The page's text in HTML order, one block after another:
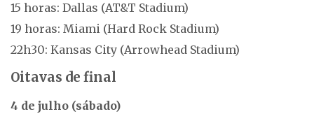
15 horas: Dallas (AT&T Stadium)
19 horas: Miami (Hard Rock Stadium)
22h30: Kansas City (Arrowhead Stadium)
Oitavas de final
4 de julho (sábado)